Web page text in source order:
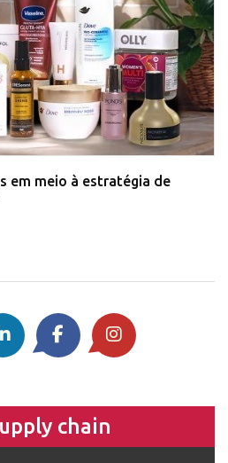
em meio à estratégia de
chain